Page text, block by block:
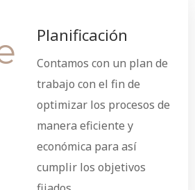
Planificación
Contamos con un plan de
trabajo con el fin de
optimizar los procesos de
manera eficiente y
económica para así
cumplir los objetivos